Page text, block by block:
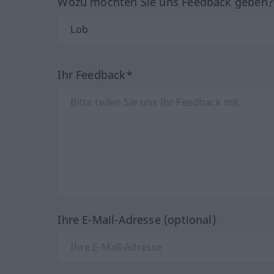
Ihr Feedback*
Ihre E-Mail-Adresse (optional)